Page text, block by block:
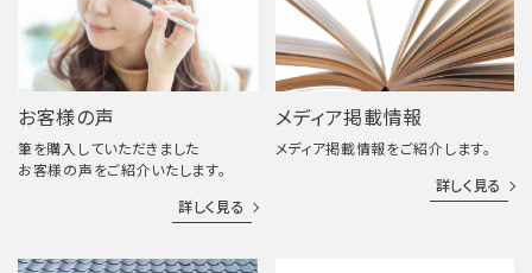
お客様の声
筆を購入していただきました
お客様の声をご紹介いたします。
詳しく見る
メディア掲載情報
メディア掲載情報をご紹介します。
詳しく見る